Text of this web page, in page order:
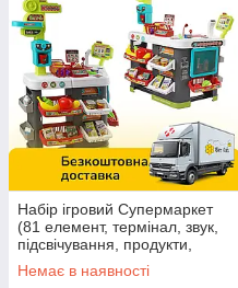
Набір ігровий Супермаркет
(81 елемент, термінал, звук,
підсвічування, продукти,
сканер, ваги, кошик) 922-202
Немає в наявності